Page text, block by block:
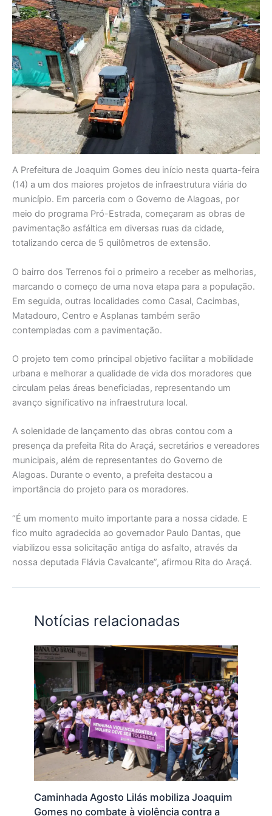
A Prefeitura de Joaquim Gomes deu início nesta quarta-feira
(14) a um dos maiores projetos de infraestrutura viária do
município. Em parceria com o Governo de Alagoas, por
meio do programa Pró-Estrada, começaram as obras de
pavimentação asfáltica em diversas ruas da cidade,
totalizando cerca de 5 quilômetros de extensão.
O bairro dos Terrenos foi o primeiro a receber as melhorias,
marcando o começo de uma nova etapa para a população.
Em seguida, outras localidades como Casal, Cacimbas,
Matadouro, Centro e Asplanas também serão
contempladas com a pavimentação.
O projeto tem como principal objetivo facilitar a mobilidade
urbana e melhorar a qualidade de vida dos moradores que
circulam pelas áreas beneficiadas, representando um
avanço significativo na infraestrutura local.
A solenidade de lançamento das obras contou com a
presença da prefeita Rita do Araçá, secretários e vereadores
municipais, além de representantes do Governo de
Alagoas. Durante o evento, a prefeita destacou a
importância do projeto para os moradores.
“É um momento muito importante para a nossa cidade. E
fico muito agradecida ao governador Paulo Dantas, que
viabilizou essa solicitação antiga do asfalto, através da
nossa deputada Flávia Cavalcante”, afirmou Rita do Araçá.
Notícias relacionadas
Caminhada Agosto Lilás mobiliza Joaquim
Gomes no combate à violência contra a